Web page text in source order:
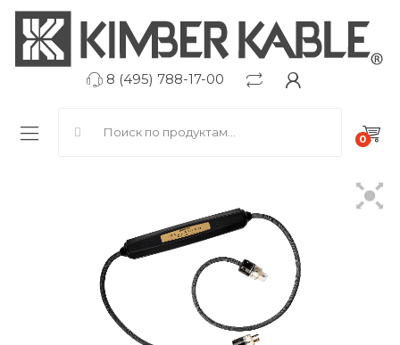
8 (495) 788-17-00
0